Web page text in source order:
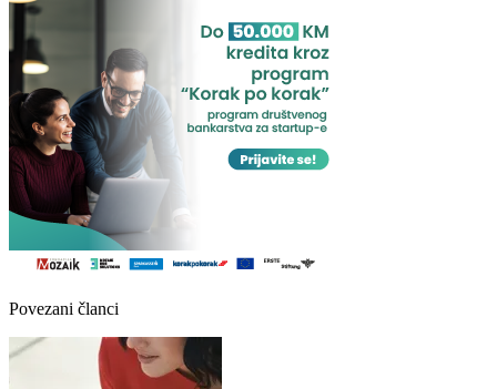
Povezani članci